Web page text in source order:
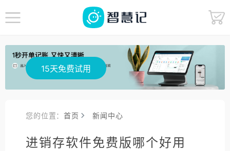
15天免费试用
您的位置：首页 新闻中心
进销存软件免费版哪个好用